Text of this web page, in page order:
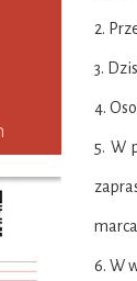
2.
3.
4.
5. W
6. W